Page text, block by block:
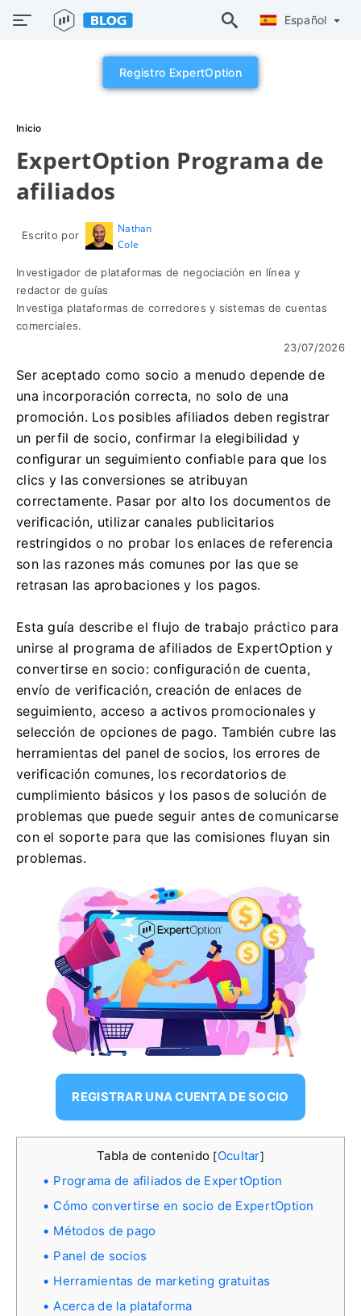
Español
Registro ExpertOption
Inicio
ExpertOption Programa de
afiliados
Escrito por
Nathan
Cole
Investigador de plataformas de negociación en línea y
redactor de guías
Investiga plataformas de corredores y sistemas de cuentas
comerciales.
23/07/2026
Ser aceptado como socio a menudo depende de
una incorporación correcta, no solo de una
promoción. Los posibles afiliados deben registrar
un perfil de socio, confirmar la elegibilidad y
configurar un seguimiento confiable para que los
clics y las conversiones se atribuyan
correctamente. Pasar por alto los documentos de
verificación, utilizar canales publicitarios
restringidos o no probar los enlaces de referencia
son las razones más comunes por las que se
retrasan las aprobaciones y los pagos.
Esta guía describe el flujo de trabajo práctico para
unirse al programa de afiliados de ExpertOption y
convertirse en socio: configuración de cuenta,
envío de verificación, creación de enlaces de
seguimiento, acceso a activos promocionales y
selección de opciones de pago. También cubre las
herramientas del panel de socios, los errores de
verificación comunes, los recordatorios de
cumplimiento básicos y los pasos de solución de
problemas que puede seguir antes de comunicarse
con el soporte para que las comisiones fluyan sin
problemas.
REGISTRAR UNA CUENTA DE SOCIO
Tabla de contenido [Ocultar]
Programa de afiliados de ExpertOption
Cómo convertirse en socio de ExpertOption
Métodos de pago
Panel de socios
Herramientas de marketing gratuitas
Acerca de la plataforma